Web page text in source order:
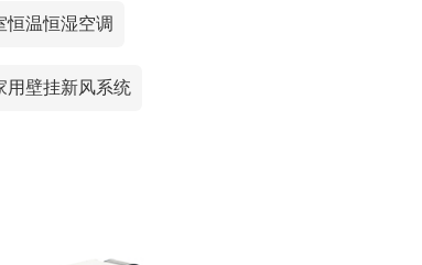
恒温恒湿空调
用壁挂新风系统